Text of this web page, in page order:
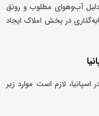
آب‌وهوای مطلوب و رونق
در بخش املاک ایجاد
لازم است موارد زیر